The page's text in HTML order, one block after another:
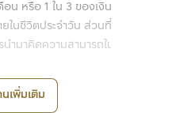
น หรือ 1 ใน 3 ของเงินเดือน โดยส่วน
นชีวิตประจำวัน ส่วนที่เหลือนี้จึงให้
มาคิดความสามารถในการผ่อนชำระ
= (เงินเดือน x 40%) - ภาระหนี้สินอื่น
เพิ่มเติม